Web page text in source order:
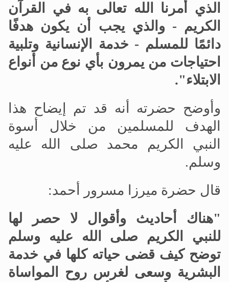
الذي أمرنا الله تعالى به في القرآن
الكريم - والذي يجب أن يكون هدفًا
دائمًا للمسلم - خدمة الإنسانية وتلبية
احتياجات من يمرون بأي نوع من أنواع
الابتلاء".
وأوضح حضرته أنه قد تم إيضاح هذا
الهدف للمسلمين من خلال أسوة
النبي الكريم محمد صلى الله عليه
وسلم.
قال حضرة ميرزا مسرور أحمد:
"هناك أحاديث وأقوال لا حصر لها
للنبي الكريم صلى الله عليه وسلم
توضح كيف قضى حياته كلها في خدمة
البشرية وسعى لغرس روح المواساة